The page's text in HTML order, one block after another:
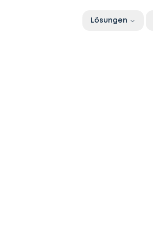
Lösungen